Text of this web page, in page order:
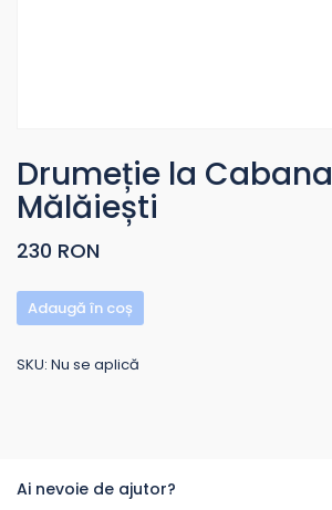
Drumeție la Cabana
Mălăiești
230 RON
Adaugă în coș
SKU: Nu se aplică
Ai nevoie de ajutor?